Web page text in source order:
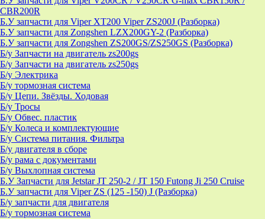
CBR200R
Б.У запчасти для Viper XT200 Viper ZS200J (Разборка)
Б.У запчасти для Zongshen LZX200GY-2 (Разборка)
Б.У запчасти для Zongshen ZS200GS/ZS250GS (Разборка)
Б/у Запчасти на двигатель zs200gs
Б/у Запчасти на двигатель zs250gs
Б/у Электрика
Б/у тормозная система
Б/у Цепи. Звёзды. Ходовая
Б/у Тросы
Б/у Обвес. пластик
Б/у Колеса и комплектующие
Б/у Система питания. Фильтра
Б/у двигателя в сборе
Б/у рама с документами
Б/у Выхлопная система
Б.У Запчасти для Jetstar JT 250-2 / JT 150 Futong Ji 250 Cruise
Б.У запчасти для Viper ZS (125 -150) J (Разборка)
Б/у запчасти для двигателя
Б/у тормозная система